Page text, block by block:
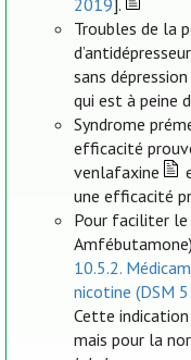
2019].
Troubles de la
sans
qui est à peine
Syndrome
efficacité
venlafaxine
une efficacité
Pour faciliter le
10.5.2.
nicotine (DSM
Cette indication
mais pour la